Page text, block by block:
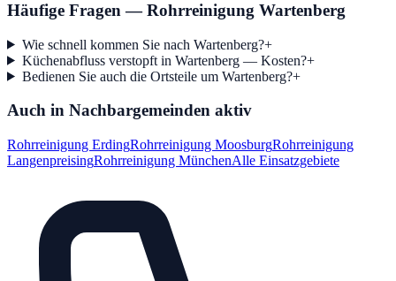
Häufige Fragen — Rohrreinigung Wartenberg
Wie schnell kommen Sie nach Wartenberg?+
Küchenabfluss verstopft in Wartenberg — Kosten?+
Bedienen Sie auch die Ortsteile um Wartenberg?+
Auch in Nachbargemeinden aktiv
Rohrreinigung ErdingRohrreinigung MoosburgRohrreinigung
LangenpreisingRohrreinigung MünchenAlle Einsatzgebiete